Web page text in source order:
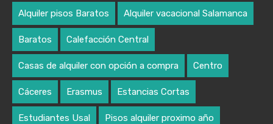
Alquiler pisos Baratos Alquiler vacacional Salamanca
Baratos Calefacción Central
Casas de alquiler con opción a compra Centro
Cáceres Erasmus Estancias Cortas
Estudiantes Usal Pisos alquiler proximo año